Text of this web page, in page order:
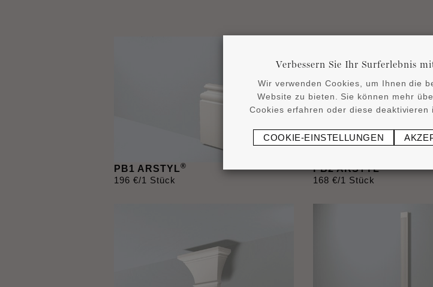
PB1 ARSTYL®
196 €/1 Stück
PB2 ARSTYL
168 €/1 Stück
Verbessern Sie Ihr Surferlebnis
Wir verwenden Cookies, um Ihnen die
Website zu bieten. Sie können mehr
Cookies erfahren oder diese deaktivieren
COOKIE-EINSTELLUNGEN